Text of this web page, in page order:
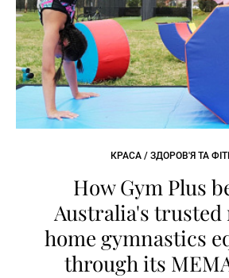
КРАСА / ЗДОРОВ'Я ТА
How Gym Plus
Australia's trusted
home gymnastics
through its